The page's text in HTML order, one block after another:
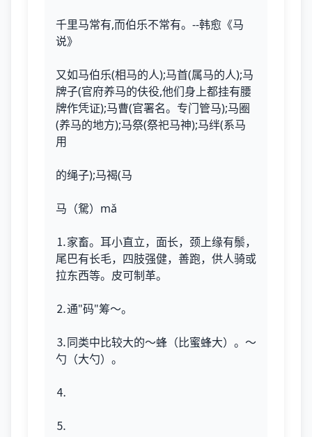
千里马常有,而伯乐不常有。--韩愈《马
说》
又如马伯乐(相马的人);马首(属马的人);马
牌子(官府养马的伕役,他们身上都挂有腰
牌作凭证);马曹(官署名。专门管马);马圈
(养马的地方);马祭(祭祀马神);马绊(系马
用
的绳子);马褐(马
马（駌）mǎ
⒈家畜。耳小直立，面长，颈上缘有鬃，
尾巴有长毛，四肢强健，善跑，供人骑或
拉东西等。皮可制革。
⒉通"码"筹～。
⒊同类中比较大的～蜂（比蜜蜂大）。～
勺（大勺）。
⒋
⒌